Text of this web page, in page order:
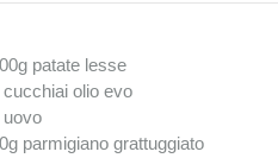
patate lesse
cucchiai olio evo
uovo
parmigiano grattuggiato